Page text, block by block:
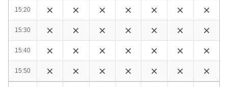
15:20
15:30
15:40
15:50